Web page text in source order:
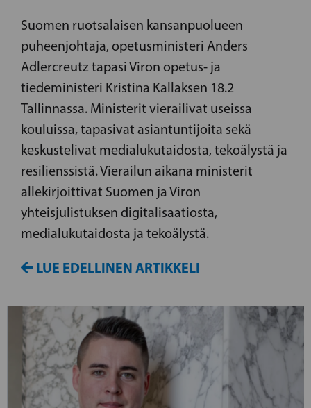
Suomen ruotsalaisen kansanpuolueen
puheenjohtaja, opetusministeri Anders
Adlercreutz tapasi Viron opetus- ja
tiedeministeri Kristina Kallaksen 18.2
Tallinnassa. Ministerit vierailivat useissa
kouluissa, tapasivat asiantuntijoita sekä
keskustelivat medialukutaidosta, tekoälystä ja
resilienssistä. Vierailun aikana ministerit
allekirjoittivat Suomen ja Viron
yhteisjulistuksen digitalisaatiosta,
medialukutaidosta ja tekoälystä.
LUE EDELLINEN ARTIKKELI